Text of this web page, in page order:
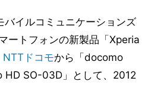
バイルコミュニケーションズ
ートフォンの新製品「Xperia
NTTドコモから「docomo
SO-03D」として、2012